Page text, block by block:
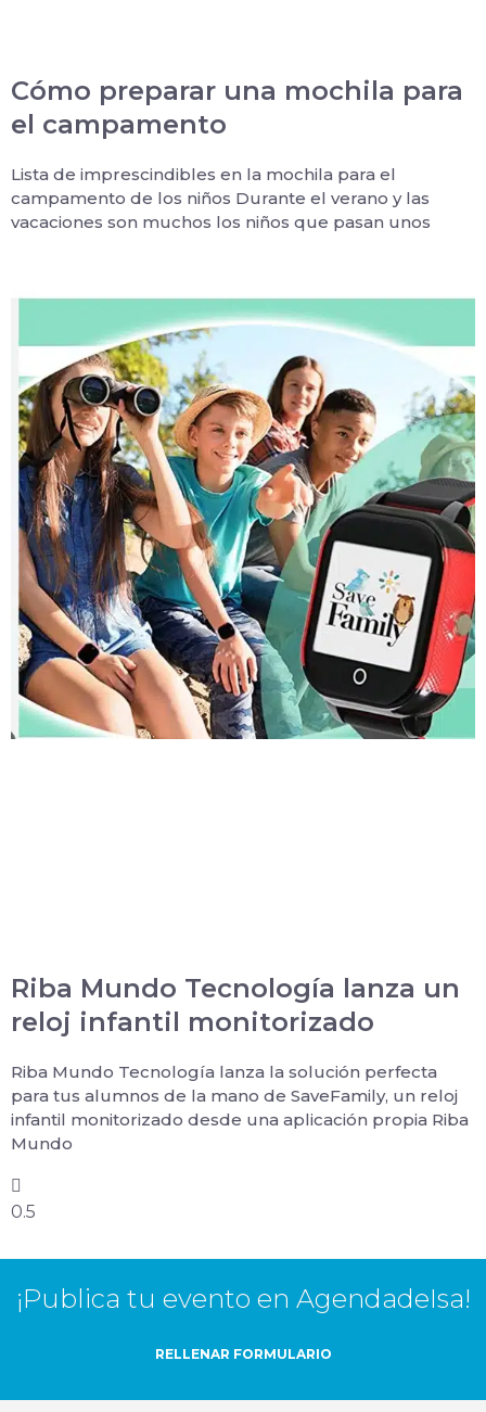
Cómo preparar una mochila para
el campamento
Lista de imprescindibles en la mochila para el
campamento de los niños Durante el verano y las
vacaciones son muchos los niños que pasan unos
Riba Mundo Tecnología lanza un
reloj infantil monitorizado
Riba Mundo Tecnología lanza la solución perfecta
para tus alumnos de la mano de SaveFamily, un reloj
infantil monitorizado desde una aplicación propia Riba
Mundo
¡Publica tu evento en AgendadeIsa!
RELLENAR FORMULARIO